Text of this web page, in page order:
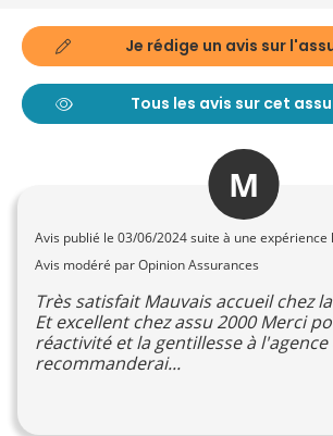
Je rédige un avis sur
Tous les avis sur cet
M
Avis publié le 03/06/2024suite à une expérience
Avis modéré par Opinion Assurances
Très satisfait Mauvais accueil chez
Et excellent chez assu 2000 Merci
réactivité et la gentillesse à l'agence
recommanderai...